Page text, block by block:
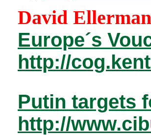
David
Europe´s
http://
Putin targets
http://